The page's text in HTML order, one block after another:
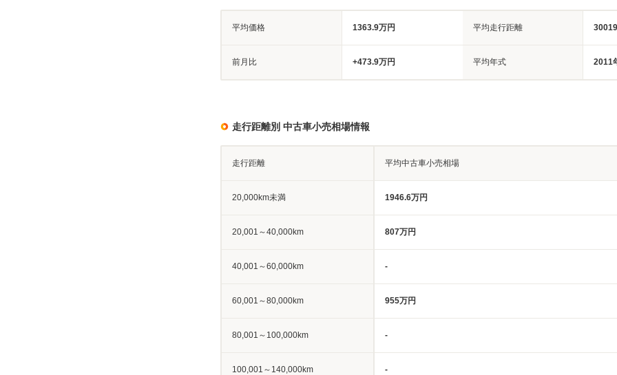
平均価格 1363.9万円 平均走行距離
前月比 +473.9万円 平均年式 2011
走行距離別 中古車小売相場情報
走行距離 平均中古車小売相場
20,000km未満 1946.6万円
20,001～40,000km 807万円
40,001～60,000km -
60,001～80,000km 955万円
80,001～100,000km -
100,001～140,000km -